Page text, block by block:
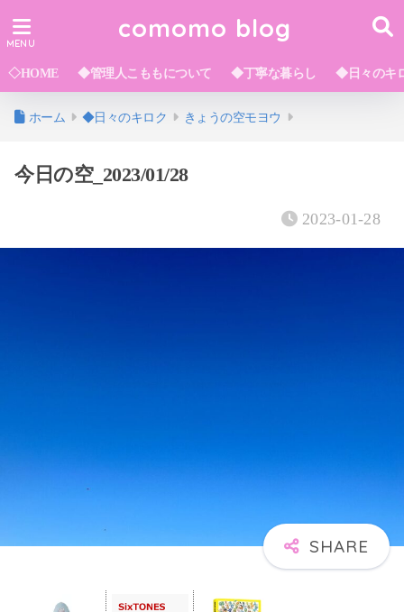
comomo blog
◇HOME ◆管理人こももについて ◆丁寧な暮らし ◆日々のキ
ホーム ◆日々のキロク きょうの空モヨウ
今日の空_2023/01/28
2023-01-28